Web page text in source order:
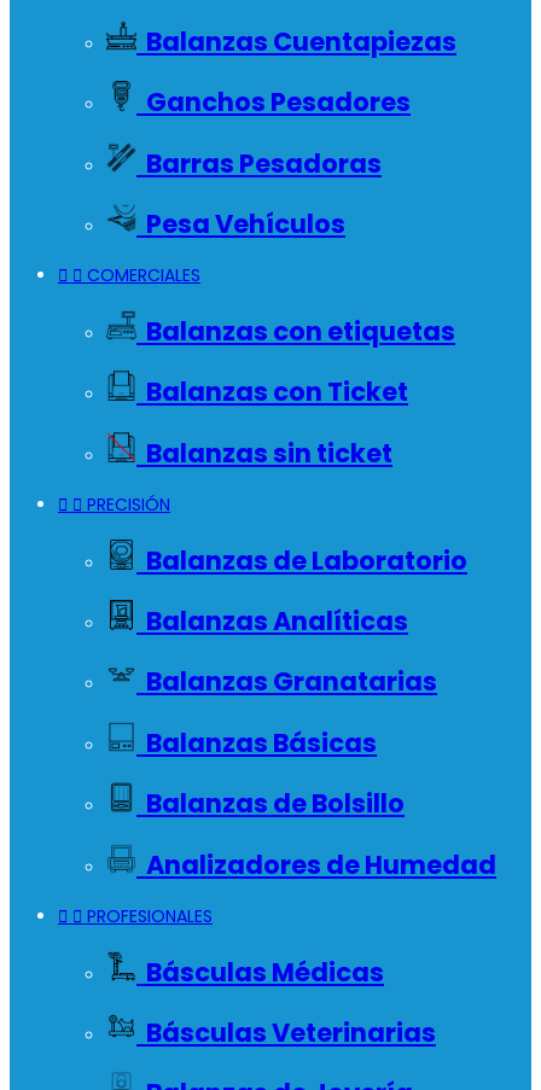
Balanzas Cuentapiezas
Ganchos Pesadores
Barras Pesadoras
Pesa Vehículos
  COMERCIALES
Balanzas con etiquetas
Balanzas con Ticket
Balanzas sin ticket
  PRECISIÓN
Balanzas de Laboratorio
Balanzas Analíticas
Balanzas Granatarias
Balanzas Básicas
Balanzas de Bolsillo
Analizadores de Humedad
  PROFESIONALES
Básculas Médicas
Básculas Veterinarias